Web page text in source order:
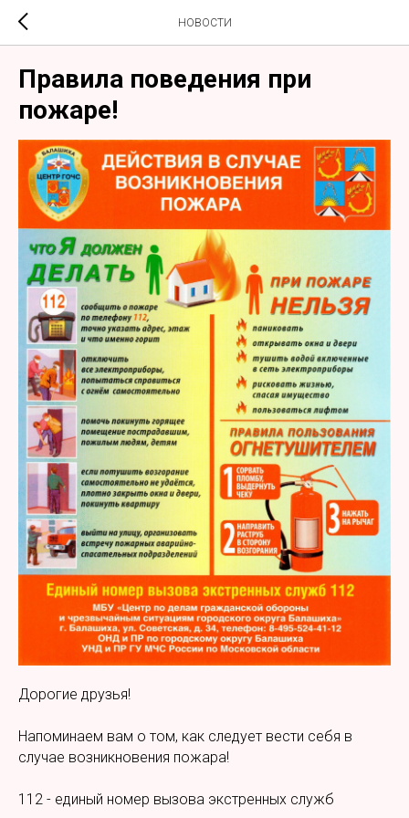
НОВОСТИ
Правила поведения при
пожаре!
Дорогие друзья!
Напоминаем вам о том, как следует вести себя в
случае возникновения пожара!
112 - единый номер вызова экстренных служб